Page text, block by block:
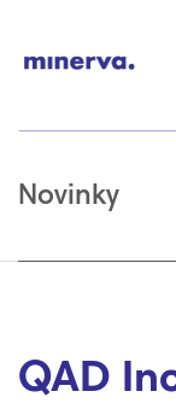
Novinky
QAD